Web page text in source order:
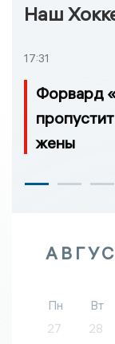
Наш
17:31
Форвард
жены
Пн Вт
27
28